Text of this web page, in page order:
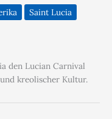
Saint Lucia
den Lucian Carnival
kreolischer Kultur.